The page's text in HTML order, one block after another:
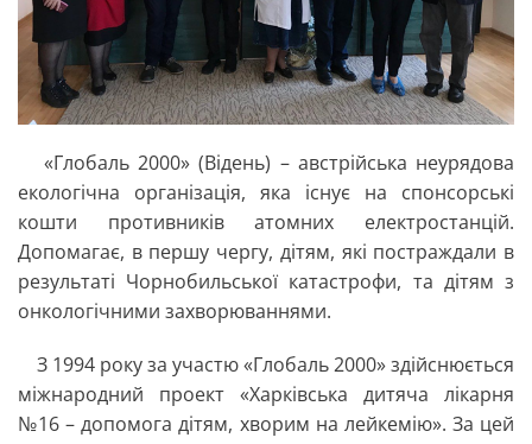
«Глобаль 2000» (Відень) – австрійська неурядова
екологічна організація, яка існує на спонсорські
кошти противників атомних електростанцій.
Допомагає, в першу чергу, дітям, які постраждали в
результаті Чорнобильської катастрофи, та дітям з
онкологічними захворюваннями.
З 1994 року за участю «Глобаль 2000» здійснюється
міжнародний проект «Харківська дитяча лікарня
№16 – допомога дітям, хворим на лейкемію». За цей